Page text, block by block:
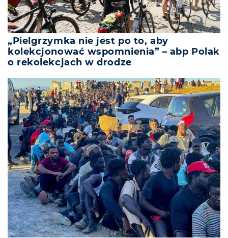
„Pielgrzymka nie jest po to, aby
kolekcjonować wspomnienia” – abp Polak
o rekolekcjach w drodze